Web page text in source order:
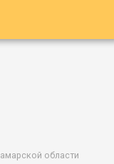
области